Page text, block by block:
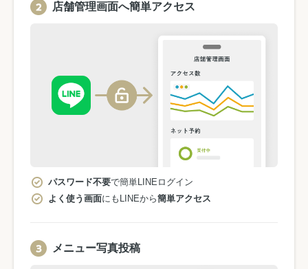
店舗管理画面へ簡単アクセス
パスワード不要で簡単LINEログイン
よく使う画面にもLINEから簡単アクセス
メニュー写真投稿